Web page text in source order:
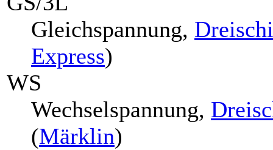
Gleichspannung,
Express)
WS
Wechselspannung,
(Märklin)